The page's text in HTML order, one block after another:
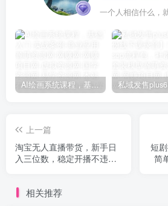
一个人相信什么，
AI绘画系统课程，基础入门-实战案例-商业应用
上一篇
淘宝无人直播带货，新手日
入三位数，稳定开播不违
短
简
相关推荐